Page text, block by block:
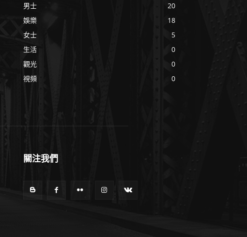
男士
20
娛樂
18
女士
5
生活
0
觀光
0
視頻
0
關注我們